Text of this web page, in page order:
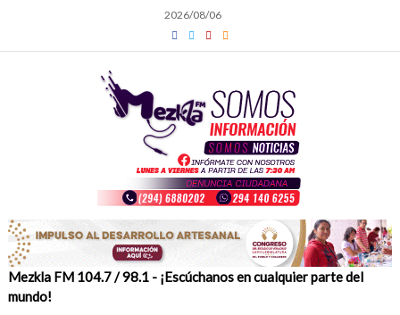
content
2026/08/06
Mezkla FM 104.7 / 98.1 - ¡Escúchanos en cualquier parte del
mundo!